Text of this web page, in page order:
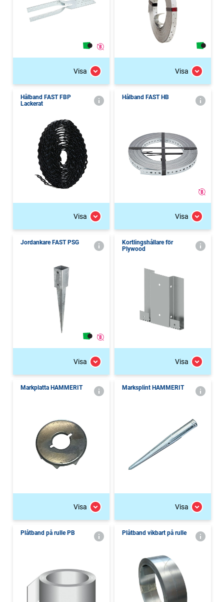
Visa Visa
Hålband FAST FBP
Lackerat
Visa
Hålband FAST HB
Visa
Jordankare FAST PSG
Visa
Kortlingshållare för
Plywood
Visa
Markplatta HAMMERIT
Visa
Marksplint HAMMERIT
Visa
Plåtband på rulle PB Plåtband vikbart på rulle